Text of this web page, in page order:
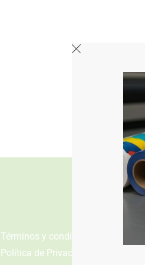
Términos y condiciones
Política de Privacidad